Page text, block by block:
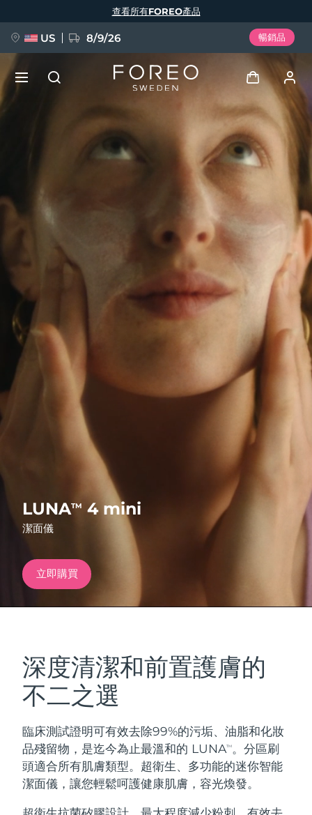
LUNATM 4 mini
潔面儀
立即購買
深度清潔和前置護膚的
不二之選
臨床測試證明可有效去除99%的污垢、油脂和化妝
品殘留物，是迄今為止最溫和的 LUNATM 。分區刷
頭適合所有肌膚類型。超衛生、多功能的迷你智能
潔面儀，讓您輕鬆呵護健康肌膚，容光煥發。
查看所有FOREO產品
US 8/9/26 暢銷品
登入
用戶信息
我的設備
我的訂單
我的地址
我的訂閱
FAQ™ Pure Beauty-Tech Elixir
BREAKING NEWS
issa™ Teeth Whitening Set
紅光療法
面部清潔
LUNA™ 4 套裝
Anti-aging massage
LUNA™ 4 Plus
BEAR™ 2 套裝
Microcurrent toning
BEAR™ 2 go
補水保濕 口腔護理
English
Español
Français
Svenska
Русский
Türkçe
简体中文 繁體中文
發貨國家
美國 預計送達日期
預計送達日期
預計送達日期
預計送達日期
預計送達日期
德國 預計送達日期
巴林 預計送達日期8/9/26
百慕達 預計送達日期8/14/26
波士尼亞與赫塞哥維納 預計送達日期
汶萊 預計送達日期8/13/26